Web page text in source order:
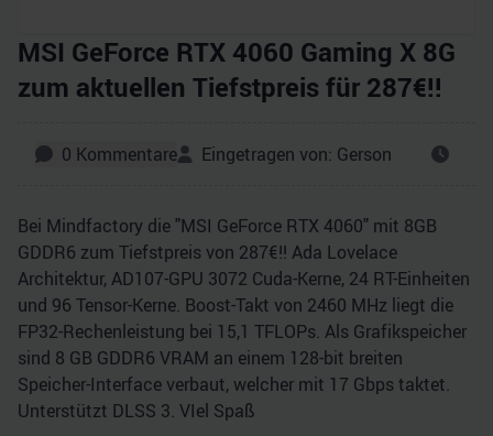
MSI GeForce RTX 4060 Gaming X 8G
zum aktuellen Tiefstpreis für 287€!!
0 Kommentare Eingetragen von: Gerson
Bei Mindfactory die "MSI GeForce RTX 4060" mit 8GB
GDDR6 zum Tiefstpreis von 287€!! Ada Lovelace
Architektur, AD107-GPU 3072 Cuda-Kerne, 24 RT-Einheiten
und 96 Tensor-Kerne. Boost-Takt von 2460 MHz liegt die
FP32-Rechenleistung bei 15,1 TFLOPs. Als Grafikspeicher
sind 8 GB GDDR6 VRAM an einem 128-bit breiten
Speicher-Interface verbaut, welcher mit 17 Gbps taktet.
Unterstützt DLSS 3. VIel Spaß